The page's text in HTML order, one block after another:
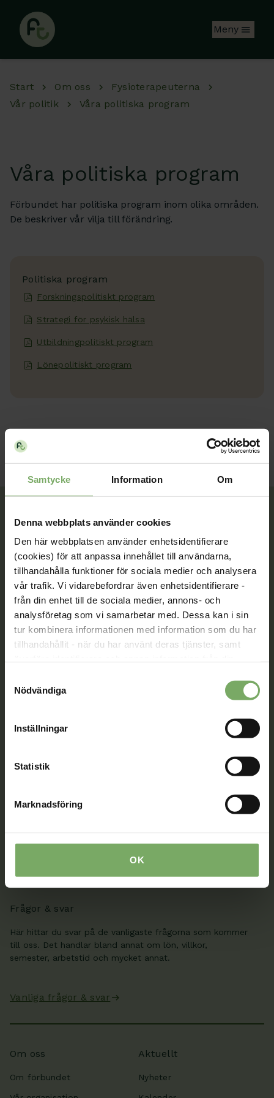
Samtycke Information Om
Denna webbplats använder cookies
Den här webbplatsen använder enhetsidentifierare
(cookies) för att anpassa innehållet till användarna,
tillhandahålla funktioner för sociala medier och analysera
vår trafik. Vi vidarebefordrar även enhetsidentifierare -
från din enhet till de sociala medier, annons- och
analysföretag som vi samarbetar med. Dessa kan i sin
tur kombinera informationen med information som du har
tillhandahållit - när du har använt deras tjänster, samt
området. Du godkänner våra cookies vid fortsatt
Nödvändiga
Inställningar
Statistik
Marknadsföring
OK
Meny
Start Om oss
Fysioterapeuterna
Vår politik
Våra politiska program
Våra politiska program
Förbundet har politiska program inom olika områden.
De beskriver vår vilja till förändring.
Politiska program
Forskningspolitiskt program
Strategi för psykisk hälsa
Utbildningpolitiskt program
Lönepolitiskt program
Tillsammans rör vi oss framåt. Du är en viktig del
av vår rörelse.
Bli medlem
Kontakt
Välkommen att kontakta oss. Här hittar du kontaktvägar
medlem hittar fler kontaktvägar på Min sida.
När du är inloggad kan du ändra dina uppgifter och se
dina fakturor på Min sida. Där kan du även skicka säkra
Min sida
Frågor & svar
Här hittar du svar på de vanligaste frågorna som kommer
till oss. Det handlar bland annat om lön, villkor,
semester, arbetstid och mycket annat.
Vanliga frågor & svar
Om oss
Om förbundet
Aktuellt
Nyheter